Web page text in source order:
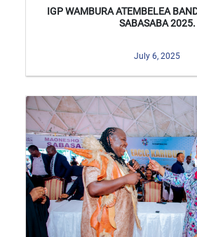
IGP WAMBURA ATEMBELEA
SABASABA 2025.
July 6, 2025